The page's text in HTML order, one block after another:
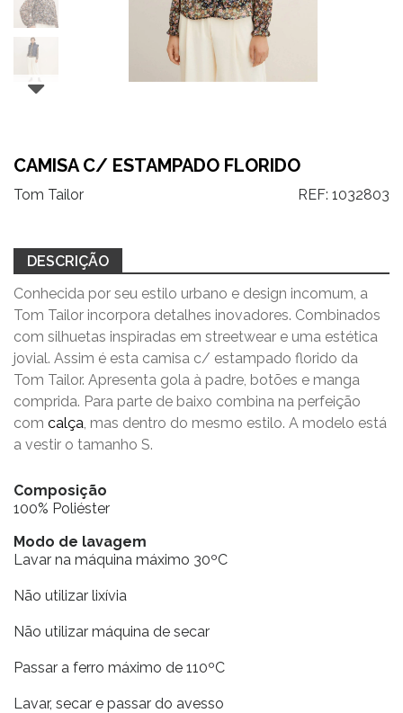
CAMISA C/ ESTAMPADO FLORIDO
Tom Tailor REF: 1032803
DESCRIÇÃO
Conhecida por seu estilo urbano e design incomum, a
Tom Tailor incorpora detalhes inovadores. Combinados
com silhuetas inspiradas em streetwear e uma estética
jovial. Assim é esta camisa c/ estampado florido da
Tom Tailor. Apresenta gola à padre, botões e manga
comprida. Para parte de baixo combina na perfeição
com calça, mas dentro do mesmo estilo. A modelo está
a vestir o tamanho S.
Composição
100% Poliéster
Modo de lavagem
Lavar na máquina máximo 30ºC
Não utilizar lixívia
Não utilizar máquina de secar
Passar a ferro máximo de 110ºC
Lavar, secar e passar do avesso